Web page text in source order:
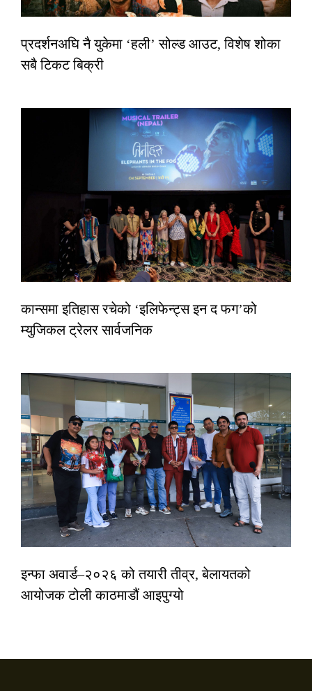
प्रदर्शनअघि नै युकेमा ‘हली’ सोल्ड आउट, विशेष शोका
सबै टिकट बिक्री
कान्समा इतिहास रचेको ‘इलिफेन्ट्स इन द फग’को
म्युजिकल ट्रेलर सार्वजनिक
इन्फा अवार्ड–२०२६ को तयारी तीव्र, बेलायतको
आयोजक टोली काठमाडौं आइपुग्यो